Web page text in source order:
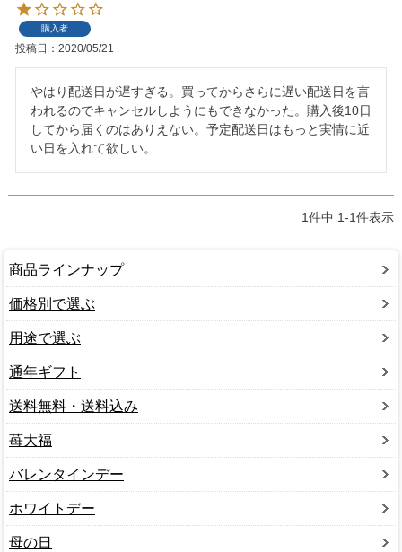
購入者
投稿日 2020/05/21
やはり配送日が遅すぎる。買ってからさらに遅い配送日を言
われるのでキャンセルしようにもできなかった。購入後10日
してから届くのはありえない。予定配送日はもっと実情に近
い日を入れて欲しい。
1件中 1-1件表示
商品ラインナップ
価格別で選ぶ
用途で選ぶ
通年ギフト
送料無料・送料込み
苺大福
バレンタインデー
ホワイトデー
母の日